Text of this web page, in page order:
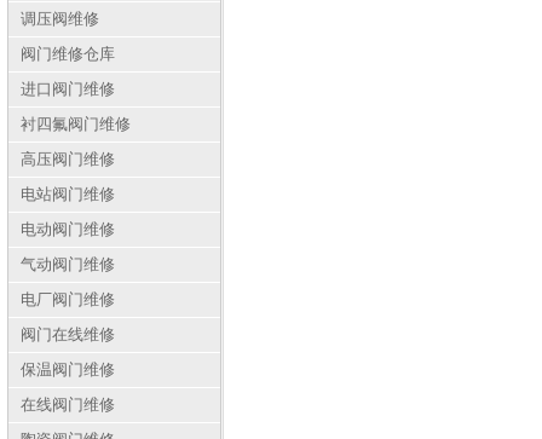
调压阀维修
阀门维修仓库
进口阀门维修
衬四氟阀门维修
高压阀门维修
电站阀门维修
电动阀门维修
气动阀门维修
电厂阀门维修
阀门在线维修
保温阀门维修
在线阀门维修